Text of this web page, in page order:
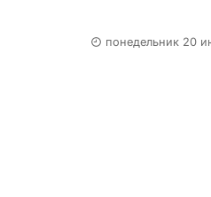
понедельник 20